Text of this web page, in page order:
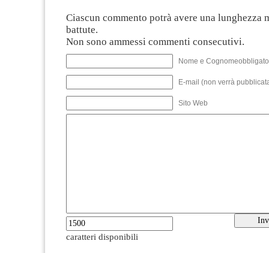
Ciascun commento potrà avere una lunghezza
battute.
Non sono ammessi commenti consecutivi.
Nome e
E-mail (non verrà
Sito Web
caratteri disponibili